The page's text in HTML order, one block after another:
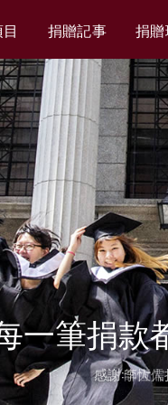
捐贈記事 捐
一筆捐款
感謝:李恆儒
感謝:師大